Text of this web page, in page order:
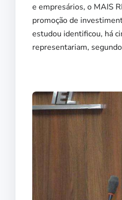
e empresários, o MAIS
promoção de
estudou identificou, há
representariam,